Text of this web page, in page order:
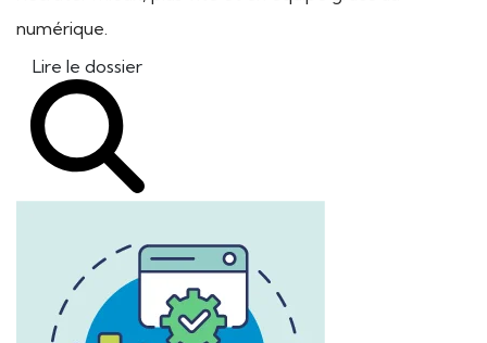
numérique.
Lire le dossier